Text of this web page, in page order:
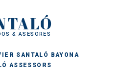
& ASESORES
SANTALÓ BAYONA
ASSESSORS